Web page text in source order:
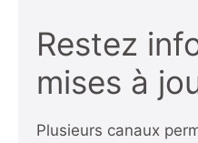
Restez
mises à
Plusieurs canaux